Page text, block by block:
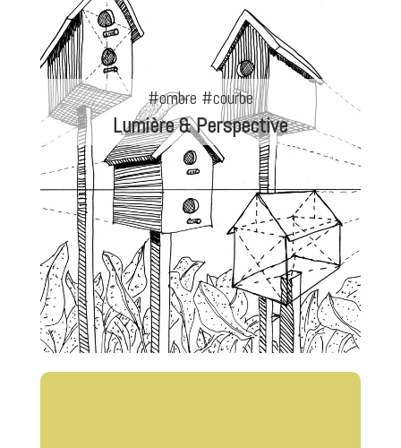
#ombre #courbe
Lumière & Perspective